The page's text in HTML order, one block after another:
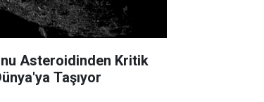
Asteroidinden Kritik
Taşıyor